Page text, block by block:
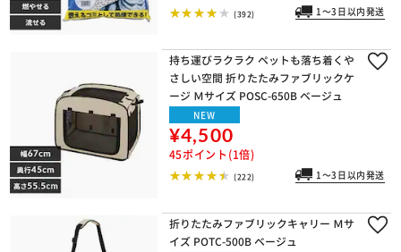
(392) 1～3日以内発送
持ち運びラクラク ペットも落ち着くや
さしい空間 折りたたみファブリックケ
ージ Ｍサイズ POSC-650B ベージュ
NEW
¥4,500
45ポイント(1倍)
(222) 1～3日以内発送
折りたたみファブリックキャリー Ｍサ
イズ POTC-500B ベージュ